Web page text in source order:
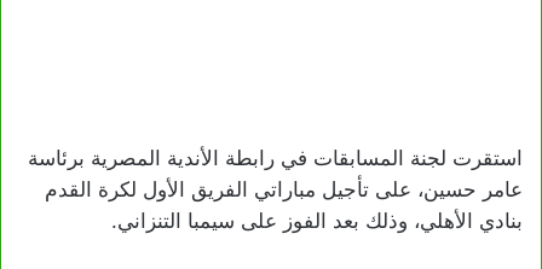
استقرت لجنة المسابقات في رابطة الأندية المصرية برئاسة
عامر حسين، على تأجيل مباراتي الفريق الأول لكرة القدم
بنادي الأهلي، وذلك بعد الفوز على سيمبا التنزاني.